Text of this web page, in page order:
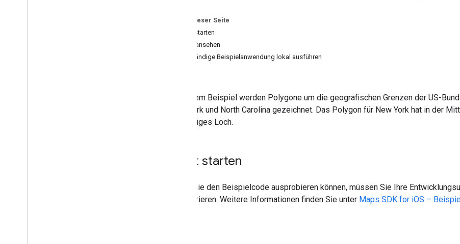
Auf dieser Seite
Jetzt starten
Code ansehen
Vollständige Beispielanwendung lokal ausführen
In diesem Beispiel werden Polygone um die geografischen Grenzen der US-
New York und North Carolina gezeichnet. Das Polygon für New York hat in der
dreieckiges Loch.
Jetzt starten
Bevor Sie den Beispielcode ausprobieren können, müssen Sie Ihre
konfigurieren. Weitere Informationen finden Sie unter Maps SDK for iOS –